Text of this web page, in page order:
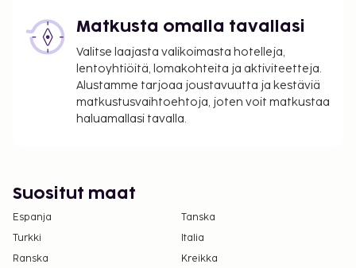
Matkusta omalla tavallasi
Valitse laajasta valikoimasta hotelleja,
lentoyhtiöitä, lomakohteita ja aktiviteetteja.
Alustamme tarjoaa joustavuutta ja kestäviä
matkustusvaihtoehtoja, joten voit matkustaa
haluamallasi tavalla.
Suositut maat
Espanja
Tanska
Turkki
Italia
Ranska
Kreikka